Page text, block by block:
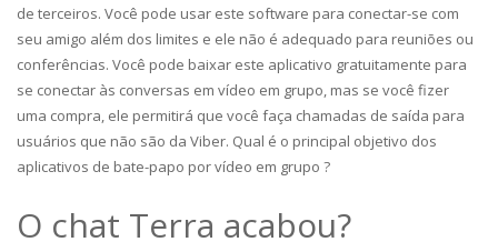
de terceiros. Você pode usar este software para conectar-se com
seu amigo além dos limites e ele não é adequado para reuniões ou
conferências. Você pode baixar este aplicativo gratuitamente para
se conectar às conversas em vídeo em grupo, mas se você fizer
uma compra, ele permitirá que você faça chamadas de saída para
usuários que não são da Viber. Qual é o principal objetivo dos
aplicativos de bate-papo por vídeo em grupo ?
O chat Terra acabou?